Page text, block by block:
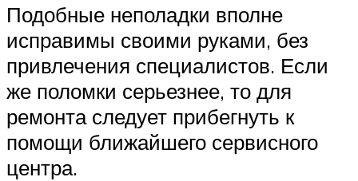
Подобные неполадки вполне
исправимы своими руками, без
привлечения специалистов. Если
же поломки серьезнее, то для
ремонта следует прибегнуть к
помощи ближайшего сервисного
центра.